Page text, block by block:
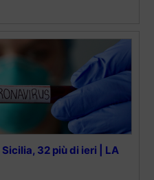
32 più di ieri | LA